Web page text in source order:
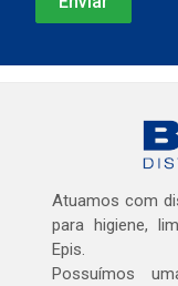
Atuamos com
para higiene,
Epis.
Possuímos